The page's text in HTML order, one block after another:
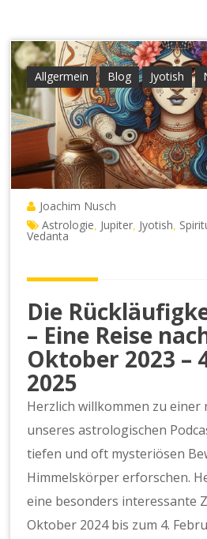
Allgermein Blog Jyotish
Joachim Nusch
Astrologie Jupiter Jyotish
Vedanta
Die
– Eine Reise
Oktober 2023 –
2025
Herzlich willkommen zu einer
unseres astrologischen
tiefen und oft mysteriösen
Himmelskörper erforschen.
eine besonders interessante
Oktober 2024 bis zum 4.